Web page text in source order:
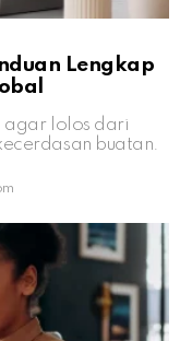
Lengkap
agar lolos dari
buatan.